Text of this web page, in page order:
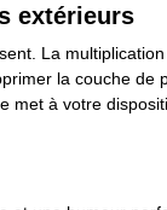
extérieurs
La
la couche de
met à votre